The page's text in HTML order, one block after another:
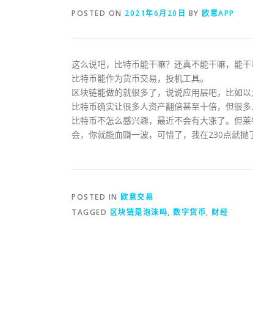
POSTED ON 2021年6月20日 BY 欧意APP
这么说吧，比特币能干嘛？还真不能干嘛，能
比特币能作为货币交易，投机工具。
区块链能做的就很多了，说说应用层吧，比如
比特币确实让很多人资产翻倍甚至十倍，但很
比特币不怎么感兴趣，最近不会有大涨了。但
会，你就能血赚一波，可惜了，我在230点就抛
POSTED IN 欧意交易
TAGGED 区块链是泡沫吗, 数字货币, 财经